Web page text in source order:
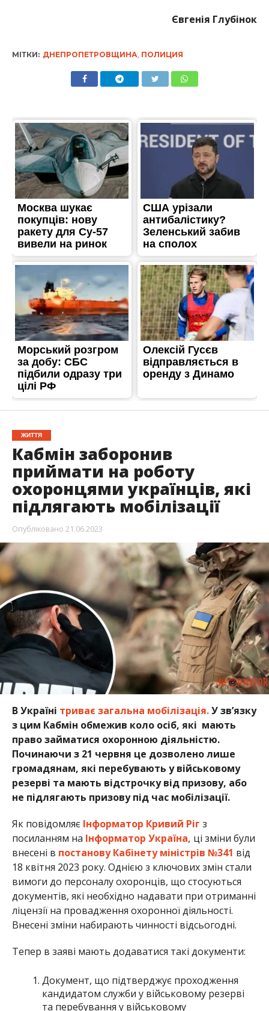
Євгенія Глубінок
МІТКИ: ДНЕПРОПЕТРОВЩИНА ПОЛИЦИЯ
ЖИТТЯ
Кабмін заборонив
приймати на роботу
охоронцями українців, які
підлягають мобілізації
Опубліковано 21.06.2023
В Україні триває загальна мобілізація.У зв’язку
з цим Кабмін обмежив коло осіб, які мають
право займатися охоронною діяльністю.
Починаючи з 21 червня це дозволено лише
громадянам, які перебувають у військовому
резерві та мають відстрочку від призову, або
не підлягають призову під час мобілізації.
Як повідомляє Інформатор Кривий Ріг з
посиланням на Інформатор Україна, ці зміни були
внесені в постанову Кабінету міністрів №341 від
18 квітня 2023 року. Однією з ключових змін стали
вимоги до персоналу охоронців, що стосуються
документів, які необхідно надавати при отриманні
ліцензії на провадження охоронної діяльності.
Внесені зміни набирають чинності відсьогодні.
Тепер в заяві мають додаватися такі документи:
Документ, що підтверджує проходження
кандидатом служби у військовому резерві
та перебування у військовому